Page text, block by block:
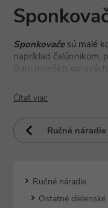
Sponkovače sú malé
napríklad čalúnnikom,
či pri menších
napríklad aj do šuflíka.
Ak vám dojdu sponky
môžete doplniť a
Čítať viac
Ručné náradie
Ručné náradie
Ostatné dielenské